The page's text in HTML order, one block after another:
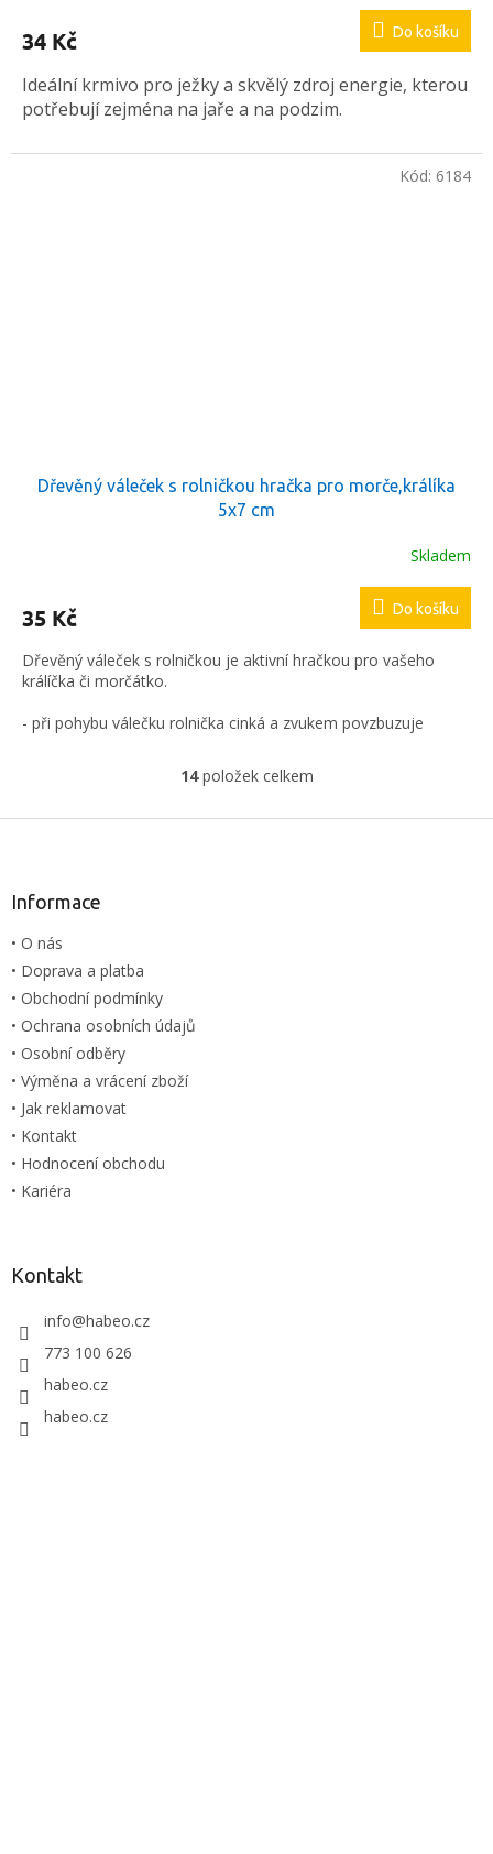
34 Kč Do košíku
Ideální krmivo pro ježky a skvělý zdroj energie, kterou
potřebují zejména na jaře a na podzim.
Dřevěný váleček s rolničkou hračka pro morče,králíka
5x7 cm
Skladem
35 Kč Do košíku
Dřevěný váleček s rolničkou je aktivní hračkou pro vašeho
králíčka či morčátko.
- při pohybu válečku rolnička cinká a zvukem povzbuzuje
Kód: 6184
O
l
14položek celkem
Informace
• O nás
• Doprava a platba
• Obchodní podmínky
• Ochrana osobních údajů
• Osobní odběry
• Výměna a vrácení zboží
• Jak reklamovat
• Kontakt
• Hodnocení obchodu
• Kariéra
Kontakt
info@habeo.cz
773 100 626
habeo.cz
habeo.cz